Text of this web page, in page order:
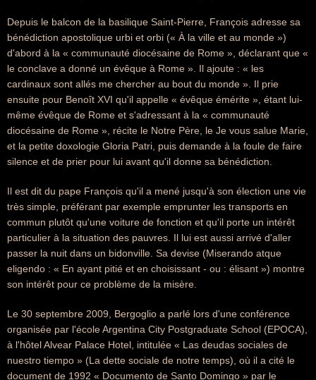
Depuis le balcon de la basilique Saint-Pierre, François adresse sa
bénédiction apostolique urbi et orbi (« À la ville et au monde »)
d'abord à la « communauté diocésaine de Rome », déclarant que «
le conclave a donné un évêque à Rome ». Il ajoute : « les
cardinaux sont allés me chercher au bout du monde ». Il prie
ensuite pour Benoît XVI qu'il appelle « évêque émérite », étant lui-
même évêque de Rome et s'adressant à la « communauté
diocésaine de Rome », récite le Notre Père, le Je vous salue Marie,
et la petite doxologie Gloria Patri, puis demande à la foule de faire
silence et de prier pour lui avant qu'il donne sa bénédiction.
Il est dit du pape François qu'il a mené jusqu'à son élection une vie
très simple, préférant par exemple emprunter les transports en
commun plutôt qu'une voiture de fonction et qu'il porte un intérêt
particulier à la situation des pauvres. Il lui est aussi arrivé d'aller
passer la nuit dans un bidonville. Sa devise (Miserando atque
eligendo : « En ayant pitié et en choisissant - ou : élisant ») montre
son intérêt pour ce problème de la misère.
Le 30 septembre 2009, Bergoglio a parlé lors d'une conférence
organisée par l'école Argentina City Postgraduate School (EPOCA),
à l'hôtel Alvear Palace Hotel, intitulée « Las deudas sociales de
nuestro tiempo » (La dette sociale de notre temps), où il a cité le
document de 1992 « Documento de Santo Domingo » par le